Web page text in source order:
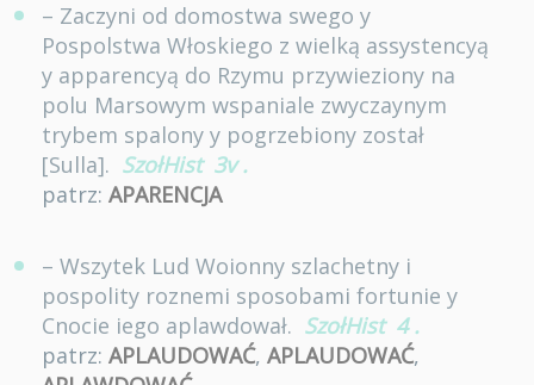
– Zaczyni od domostwa swego y
Pospolstwa Włoskiego z wielką assystencyą
y apparencyą do Rzymu przywieziony na
polu Marsowym wspaniale zwyczaynym
trybem spalony y pogrzebiony został
[Sulla]. SzołHist 3v .
patrz: APARENCJA
– Wszytek Lud Woionny szlachetny i
pospolity roznemi sposobami fortunie y
Cnocie iego aplawdował. SzołHist 4 .
patrz: APLAUDOWAĆ, APLAUDOWAĆ,